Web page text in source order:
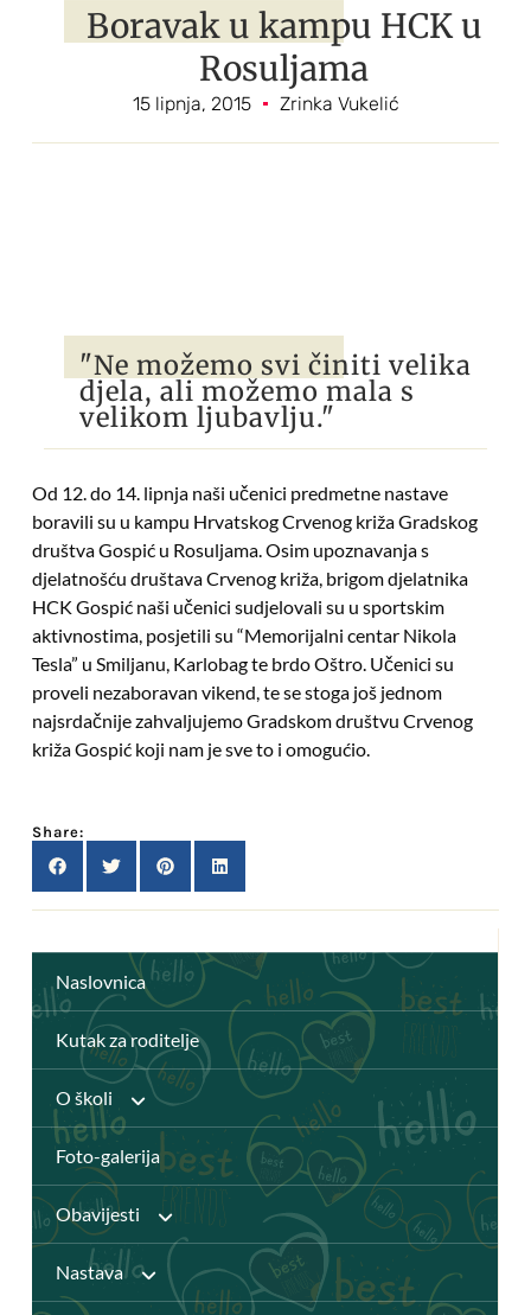
Boravak u kampu HCK u
Rosuljama
15 lipnja, 2015 Zrinka Vukelić
Naslovnica
Kutak za roditelje
O školi
Anž Frankopan
Knjižnica
Foto-galerija
Obavijesti
Javni pozivi
Nastava
"Ne možemo svi činiti velika
djela, ali možemo mala s
velikom ljubavlju."
Od 12. do 14. lipnja naši učenici predmetne nastave
boravili su u kampu Hrvatskog Crvenog križa Gradskog
društva Gospić u Rosuljama. Osim upoznavanja s
djelatnošću društava Crvenog križa, brigom djelatnika
HCK Gospić naši učenici sudjelovali su u sportskim
aktivnostima, posjetili su “Memorijalni centar Nikola
Tesla” u Smiljanu, Karlobag te brdo Oštro. Učenici su
proveli nezaboravan vikend, te se stoga još jednom
najsrdačnije zahvaljujemo Gradskom društvu Crvenog
križa Gospić koji nam je sve to i omogućio.
Share: